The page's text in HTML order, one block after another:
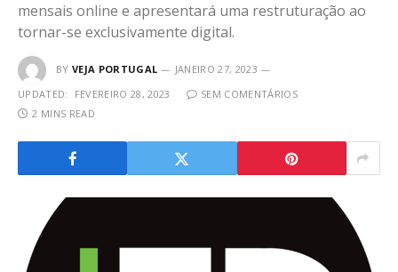
mensais online e apresentará uma restruturação ao
tornar-se exclusivamente digital.
BY VEJA PORTUGAL
JANEIRO 27, 2023
UPDATED:
FEVEREIRO 28, 2023
SEM COMENTÁRIOS
2 MINS READ